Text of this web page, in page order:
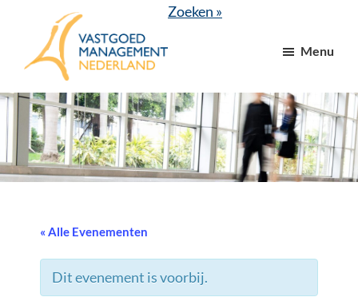
inhoud
VGM
NL
dé
branchevereniging
voor
vastgoed-
en
managers
Zoeken »
Menu
« Alle Evenementen
Dit evenement is voorbij.